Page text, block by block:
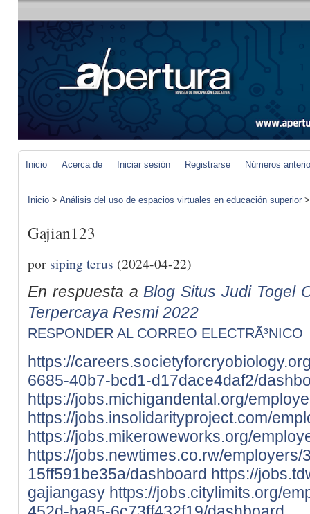
Inicio Acerca de Iniciar sesión Registrarse Números
Inicio > Análisis del uso de espacios virtuales en educación superior
Gajian123
por siping terus (2024-04-22)
En respuesta a Blog Situs Judi Togel
Terpercaya Resmi 2022
RESPONDER AL CORREO ELECTRÃ³NICO
https://
6685-40b7-bcd1-d17dace4daf2/
https://jobs.michigandental.org/
https://jobs.insolidarityproject.com/
https://jobs.mikeroweworks.org/
https://jobs.newtimes.co.rw/
15ff591be35a/dashboard https://
gajiangasy https://jobs.citylimits.org/